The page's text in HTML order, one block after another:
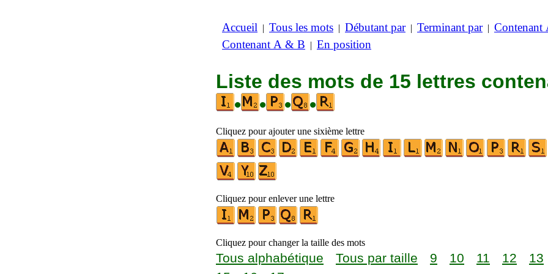
Accueil | Tous les mots | Débutant par| Terminant par| Contenant
Contenant A & B | En position
Liste des mots de 15 lettres
•
• • •
Cliquez pour ajouter une sixième lettre
Cliquez pour enlever une lettre
Cliquez pour changer la taille des mots
Tous alphabétique Tous par taille 9 10 11 12 13